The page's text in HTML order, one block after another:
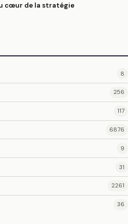
cœur de la stratégie
8
256
117
6876
9
31
2261
36